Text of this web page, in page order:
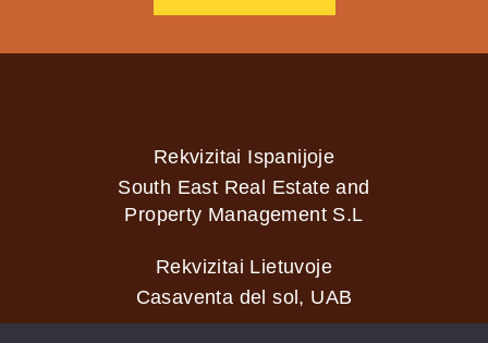
Rekvizitai Ispanijoje
South East Real Estate and
Property Management S.L
Rekvizitai Lietuvoje
Casaventa del sol, UAB